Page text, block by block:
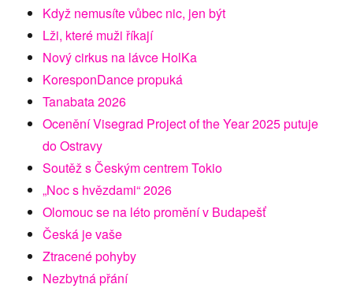
Když nemusíte vůbec nic, jen být
Lži, které muži říkají
Nový cirkus na lávce HolKa
KoresponDance propuká
Tanabata 2026
Ocenění Visegrad Project of the Year 2025 putuje
do Ostravy
Soutěž s Českým centrem Tokio
„Noc s hvězdami“ 2026
Olomouc se na léto promění v Budapešť
Česká je vaše
Ztracené pohyby
Nezbytná přání